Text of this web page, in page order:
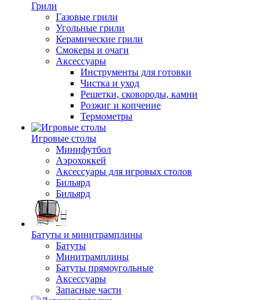
Грили
Газовые грили
Угольные грили
Керамические грили
Смокеры и очаги
Аксессуары
Инструменты для готовки
Чистка и уход
Решетки, сковороды, камни
Розжиг и копчение
Термометры
Игровые столы
Минифутбол
Аэрохоккей
Аксессуары для игровых столов
Бильяpд
Бильяpд
Батуты и минитрамплины
Батуты
Минитрамплины
Батуты прямоугольные
Аксессуары
Запасные части